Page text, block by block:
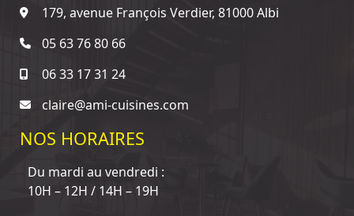
179, avenue François Verdier, 81000 Albi
05 63 76 80 66
06 33 17 31 24
claire@ami-cuisines.com
NOS HORAIRES
Du mardi au vendredi :
10H – 12H / 14H – 19H